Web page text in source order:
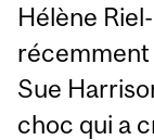
Hélène
Sue
choc qui a